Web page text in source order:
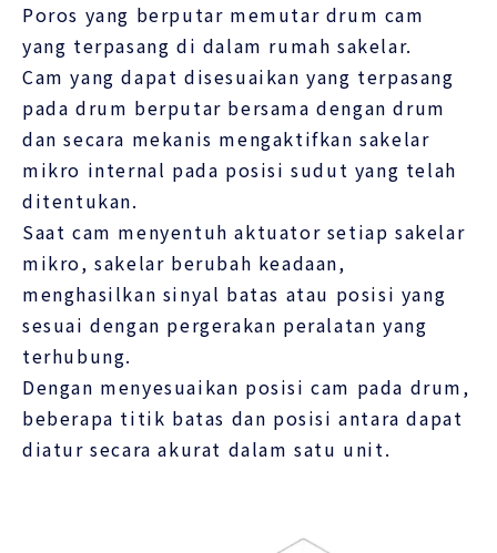
Poros yang berputar memutar drum cam
yang terpasang di dalam rumah sakelar.
Cam yang dapat disesuaikan yang terpasang
pada drum berputar bersama dengan drum
dan secara mekanis mengaktifkan sakelar
mikro internal pada posisi sudut yang telah
ditentukan.
Saat cam menyentuh aktuator setiap sakelar
mikro, sakelar berubah keadaan,
menghasilkan sinyal batas atau posisi yang
sesuai dengan pergerakan peralatan yang
terhubung.
Dengan menyesuaikan posisi cam pada drum,
beberapa titik batas dan posisi antara dapat
diatur secara akurat dalam satu unit.